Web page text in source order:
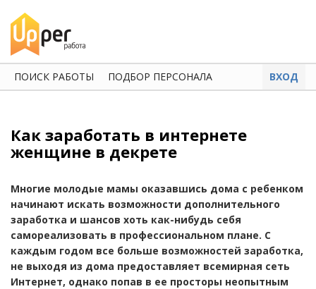
ПОИСК РАБОТЫ ПОДБОР ПЕРСОНАЛА ВХОД
Как заработать в интернете
женщине в декрете
Многие молодые мамы оказавшись дома с ребенком
начинают искать возможности дополнительного
заработка и шансов хоть как-нибудь себя
самореализовать в профессиональном плане. С
каждым годом все больше возможностей заработка,
не выходя из дома предоставляет всемирная сеть
Интернет, однако попав в ее просторы неопытным